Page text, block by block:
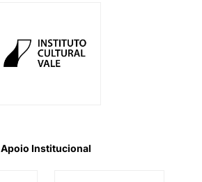
Apoio Institucional